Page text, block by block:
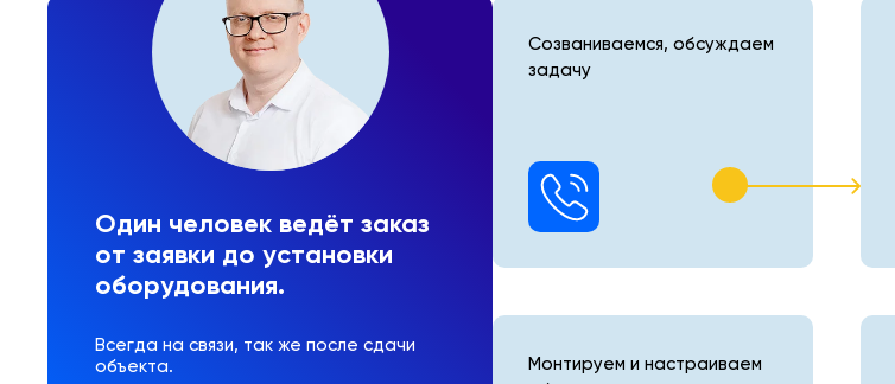
Один человек ведёт заказ
от заявки до установки
оборудования.
Всегда на связи, так же после сдачи
объекта.
Созваниваемся, обсуждаем
задачу
Монтируем и настраиваем